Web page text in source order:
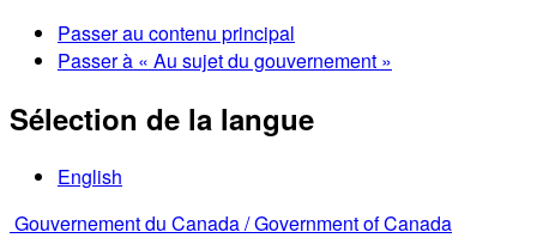
Passer au contenu principal
Passer à « Au sujet du gouvernement »
Sélection de la langue
English
Gouvernement du Canada /Government of Canada